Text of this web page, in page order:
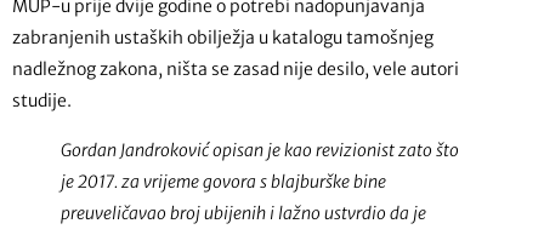
MUP-u prije dvije godine o potrebi nadopunjavanja
zabranjenih ustaških obilježja u katalogu tamošnjeg
nadležnog zakona, ništa se zasad nije desilo, vele autori
studije.
Gordan Jandroković opisan je kao revizionist zato što
je 2017. za vrijeme govora s blajburške bine
preuveličavao broj ubijenih i lažno ustvrdio da je